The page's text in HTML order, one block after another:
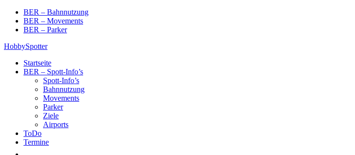
Skip
content
BER – Bahnnutzung
BER – Movements
BER – Parker
HobbySpotter
Startseite
BER – Spott-Info’s
Spott-Info’s
Bahnnutzung
Movements
Parker
Ziele
Airports
ToDo
Termine